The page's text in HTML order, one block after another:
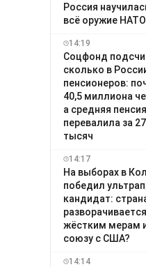
Россия
всё оружие НАТО
14:19
Соцфонд
сколько в
пенсионеров:
40,5 миллиона
а средняя пенсия
перевалила за 27
тысяч
14:17
На выборах в
победил
кандидат:
жёстким мерам
союзу с США?
14:14